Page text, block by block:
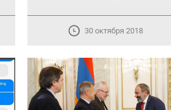
30 октября 2018